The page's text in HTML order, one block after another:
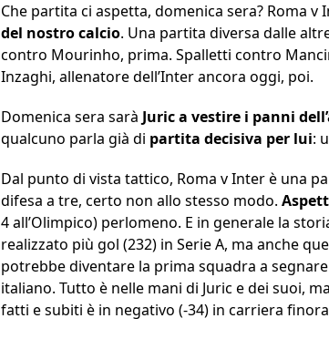
Che partita ci aspetta, domenica sera? Roma
del nostro calcio. Una partita diversa dalle
contro Mourinho, prima. Spalletti contro
Inzaghi, allenatore dell’Inter ancora oggi, poi.
Domenica sera sarà Juric a vestire i panni
qualcuno parla già di partita decisiva per lui:
Dal punto di vista tattico, Roma v Inter è una
difesa a tre, certo non allo stesso modo.
4 all’Olimpico) perlomeno. E in generale la
realizzato più gol (232) in Serie A, ma anche
potrebbe diventare la prima squadra a
italiano. Tutto è nelle mani di Juric e dei suoi,
fatti e subiti è in negativo (-34) in carriera